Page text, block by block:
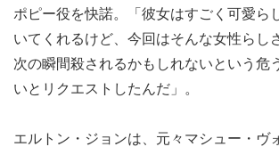
ポピー役を快諾。「彼女はすごく可愛ら
いてくれるけど、今回はそんな女性らし
次の瞬間殺されるかもしれないという危
いとリクエストしたんだ」。
エルトン・ジョンは、元々マシュー・ヴ